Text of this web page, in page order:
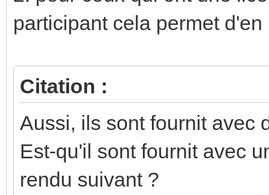
participant cela permet
Citation :
Aussi, ils sont fournit avec
Est-qu'il sont fournit avec
rendu suivant ?